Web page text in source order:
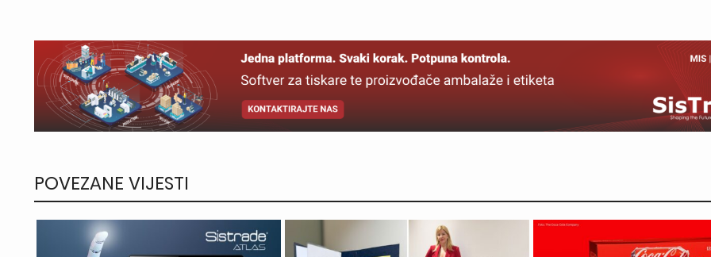
POVEZANE VIJESTI